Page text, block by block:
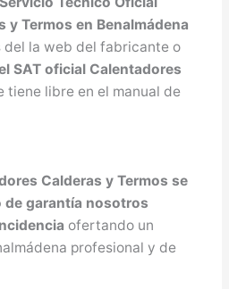
y Termos en Benalmádena
del la web del fabricante o
SAT oficial Calentadores
tiene libre en el manual de
Calderas y Termos se
de garantía nosotros
ofertando un
profesional y de